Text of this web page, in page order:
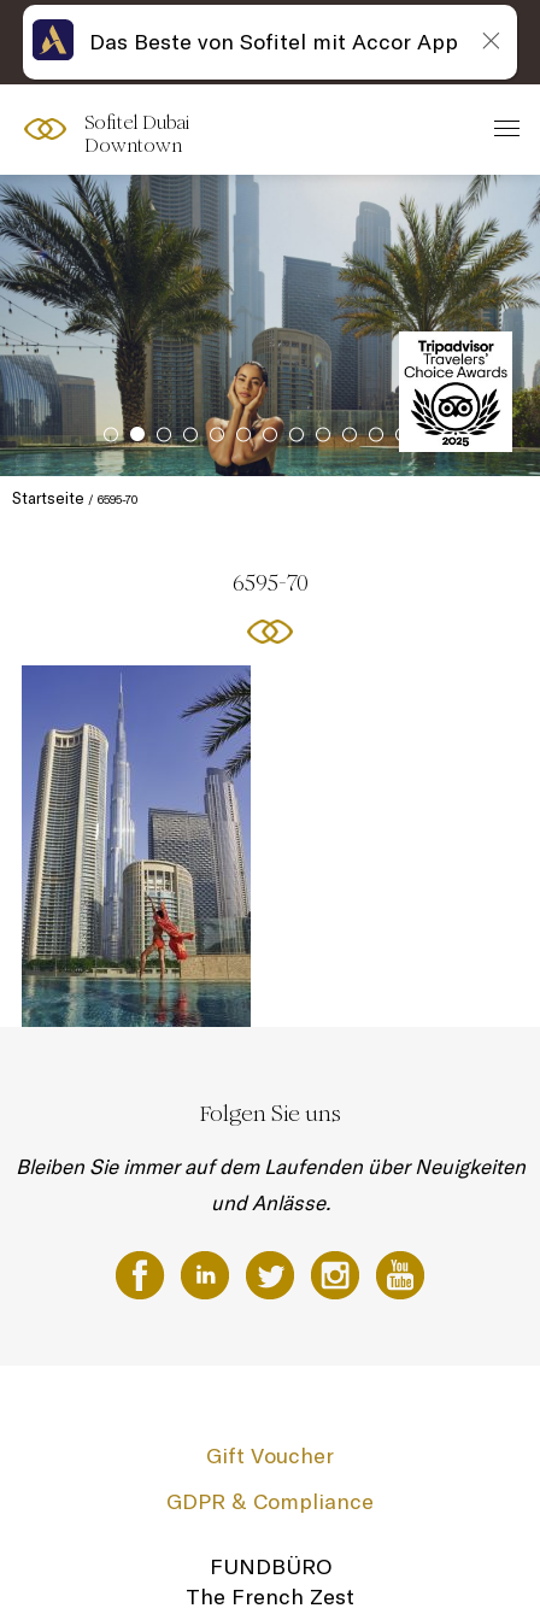
Sofitel Dubai
Downtown
Startseite 6595-70
6595-70
Folgen Sie uns
Bleiben Sie immer auf dem Laufenden über Neuigkeiten
und Anlässe.
Gift Voucher
GDPR & Compliance
FUNDBÜRO
The French Zest
Das Beste von Sofitel mit Accor App